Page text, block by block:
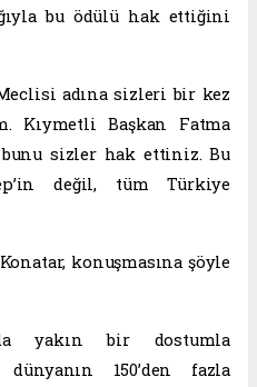
bu ödülü hak ettiğini
adına sizleri bir kez
Kıymetli Başkan Fatma
sizler hak ettiniz. Bu
değil, tüm Türkiye
konuşmasına şöyle
yakın bir dostumla
150’den fazla